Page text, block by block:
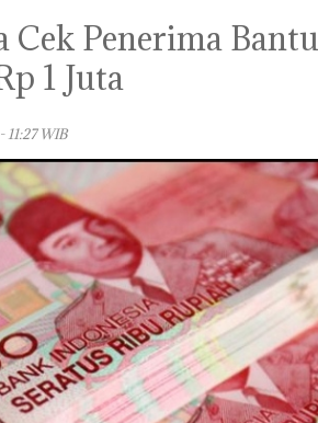
Cek Penerima
1 Juta
WIB